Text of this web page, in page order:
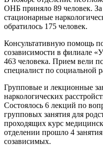
ОНБ приняло 89 человек.
стационарные
обратилось 175 человек.
Консультативную помощь
созависимости в филиале
463 человека. Прием вели
специалист по социальной
Групповые и лекционные
наркологических
Состоялось 6 лекций по
групповых занятия для
проходящих курс
отделении прошло 4
созависимых.